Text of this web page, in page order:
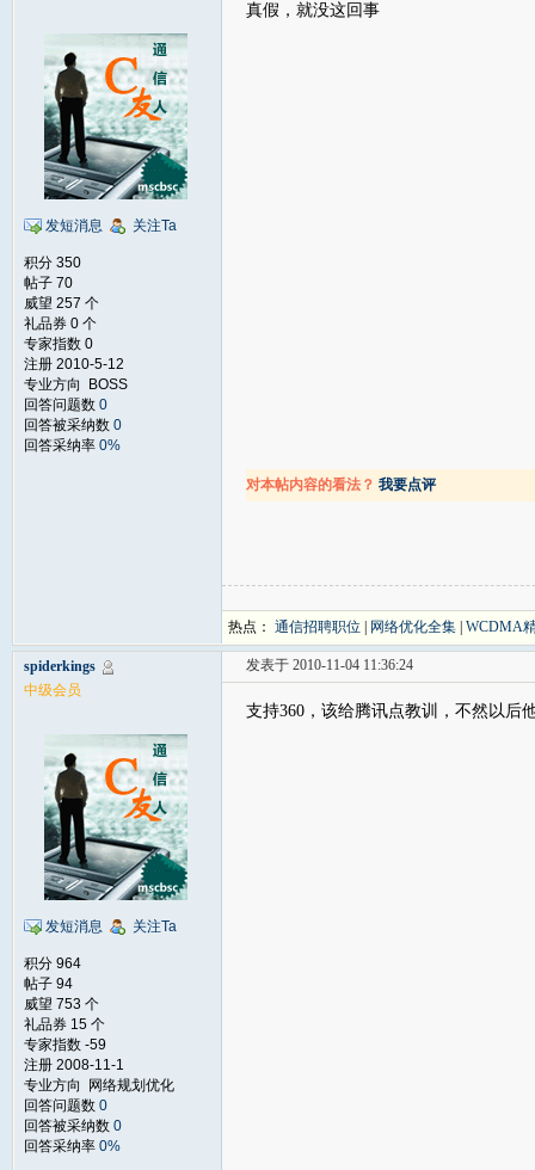
发短消息 关注Ta
积分 350
帖子 70
威望 257 个
礼品券 0 个
专家指数 0
注册 2010-5-12
专业方向 BOSS
回答问题数 0
回答被采纳数 0
回答采纳率 0%
真假，就没这回事
对本帖内容的看法？ 我要点评
热点： 通信招聘职位 网络优化全集 WCDMA
spiderkings
中级会员
发短消息 关注Ta
积分 964
帖子 94
威望 753 个
礼品券 15 个
专家指数 -59
注册 2008-11-1
专业方向 网络规划优化
回答问题数 0
回答被采纳数 0
回答采纳率 0%
发表于 2010-11-04 11:36:24
支持360，该给腾讯点教训，不然以后